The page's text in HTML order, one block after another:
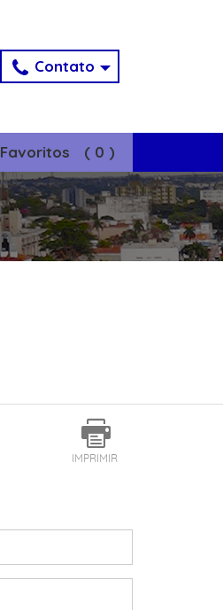
Contato
Favoritos ( 0 )
IMPRIMIR